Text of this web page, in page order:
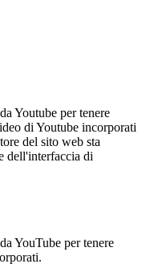
Youtube per tenere
di Youtube incorporati
del sito web sta
dell'interfaccia di
YouTube per tenere